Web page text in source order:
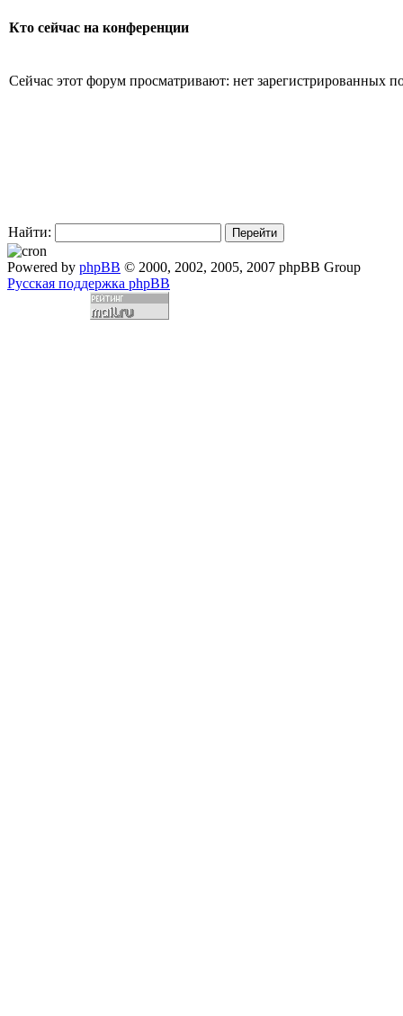
Кто сейчас на конференции
Сейчас этот форум просматривают: нет зарегистрированных
Найти:
Powered by phpBB © 2000, 2002, 2005, 2007 phpBB Group
Русская поддержка phpBB